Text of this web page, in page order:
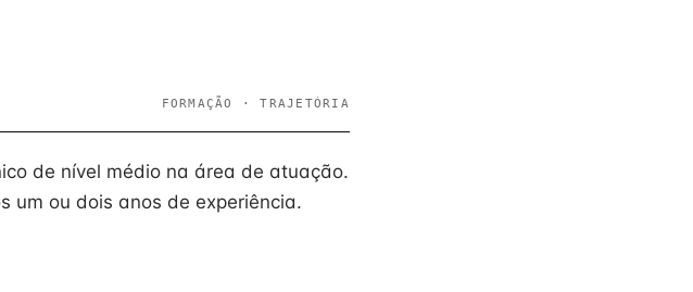
FORMAÇÃO · TRAJETÓRIA
de nível médio na área de atuação.
um ou dois anos de experiência.